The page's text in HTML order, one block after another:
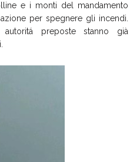
e i monti del mandamento
per spegnere gli incendi.
preposte stanno già